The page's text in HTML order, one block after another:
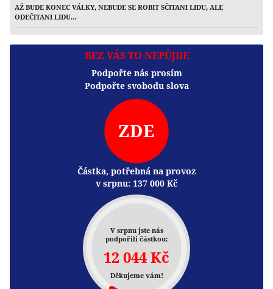
AŽ BUDE KONEC VÁLKY, NEBUDE SE ROBIT SČITANI LIDU, ALE
ODEČITANI LIDU…
BEZ VÁS TO NEPŮJDE
Podpořte nás prosím
Podpořte svobodu slova
ZDE
Částka, potřebná na provoz
v srpnu: 137 000 Kč
V srpnu jste nás
podpořili částkou:
12 044 Kč
Děkujeme vám!